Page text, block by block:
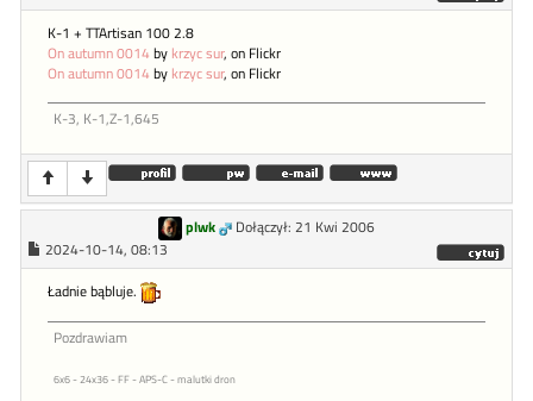
K-1 + TTArtisan 100 2.8
On autumn 0014 by krzyc sur, on Flickr
On autumn 0014 by krzyc sur, on Flickr
K-3, K-1,Z-1,645
plwk
Dołączył: 21 Kwi 2006
2024-10-14, 08:13
Ładnie bąbluje.
Pozdrawiam
6x6 - 24x36 - FF - APS-C - malutki dron